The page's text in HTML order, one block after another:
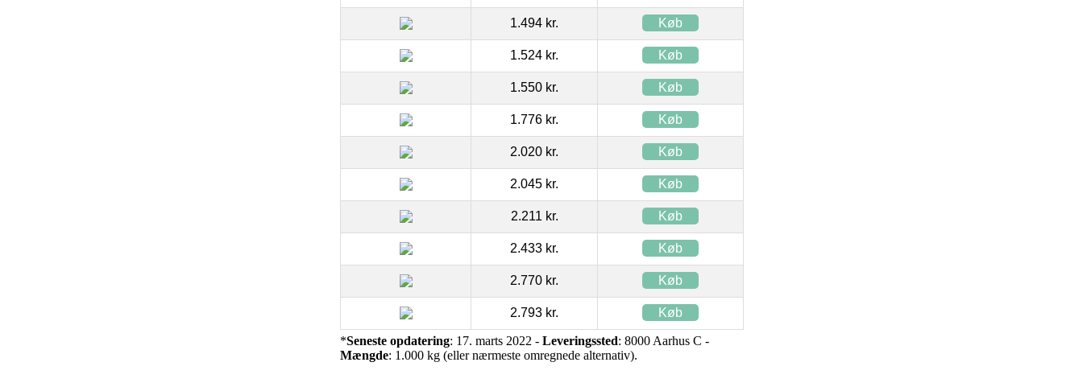
1.494 kr. Køb
1.524 kr. Køb
1.550 kr. Køb
1.776 kr. Køb
2.020 kr. Køb
2.045 kr. Køb
2.211 kr. Køb
2.433 kr. Køb
2.770 kr. Køb
2.793 kr. Køb
*Seneste opdatering: 17. marts 2022 - Leveringssted: 8000 Aarhus C -
Mængde: 1.000 kg (eller nærmeste omregnede alternativ).